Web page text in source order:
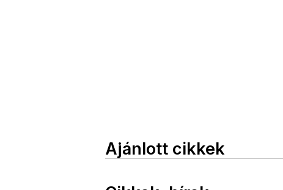
Ajánlott cikkek